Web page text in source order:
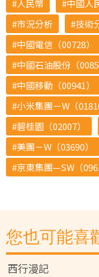
人民幣
中國人
市況分析
技術
中國電信（00728）
中國石油股份（
中國移動（00941）
小米集團－W（
碧桂園（02007）
美團－W（03690）
京東集團—SW（
您也可能喜
西行漫記